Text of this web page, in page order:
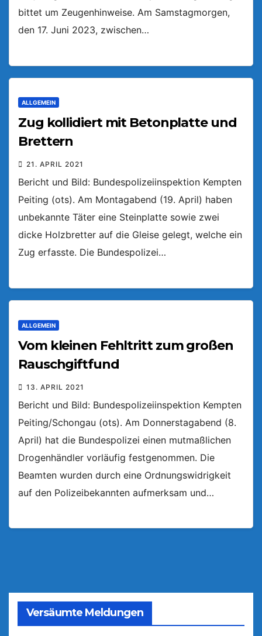
bittet um Zeugenhinweise. Am Samstagmorgen,
den 17. Juni 2023, zwischen…
ALLGEMEIN
Zug kollidiert mit Betonplatte und
Brettern
21. APRIL 2021
Bericht und Bild: Bundespolizeiinspektion Kempten
Peiting (ots). Am Montagabend (19. April) haben
unbekannte Täter eine Steinplatte sowie zwei
dicke Holzbretter auf die Gleise gelegt, welche ein
Zug erfasste. Die Bundespolizei…
ALLGEMEIN
Vom kleinen Fehltritt zum großen
Rauschgiftfund
13. APRIL 2021
Bericht und Bild: Bundespolizeiinspektion Kempten
Peiting/Schongau (ots). Am Donnerstagabend (8.
April) hat die Bundespolizei einen mutmaßlichen
Drogenhändler vorläufig festgenommen. Die
Beamten wurden durch eine Ordnungswidrigkeit
auf den Polizeibekannten aufmerksam und…
Versäumte Meldungen